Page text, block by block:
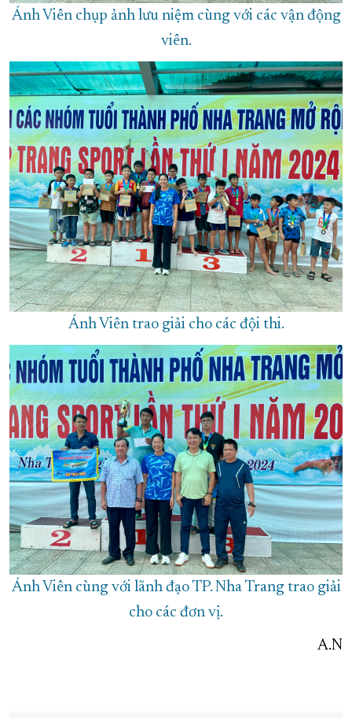
Ánh Viên chụp ảnh lưu niệm cùng với các vận động
viên.
Ánh Viên trao giải cho các đội thi.
Ánh Viên cùng với lãnh đạo TP. Nha Trang trao giải
cho các đơn vị.
A.N